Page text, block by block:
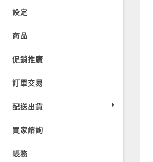
設定
商品
促銷推廣
訂單交易
配送出貨
超商出貨
買家諮詢
帳務